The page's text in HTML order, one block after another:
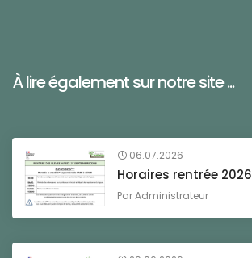
À lire également sur notre site ...
06.07.2026
Horaires rentrée 2026
ParAdministrateur